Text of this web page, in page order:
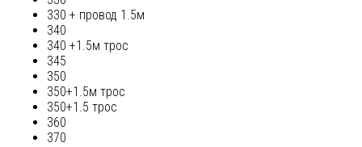
330 + провод 1.5м
340
340 +1.5м трос
345
350
350+1.5м трос
350+1.5 трос
360
370